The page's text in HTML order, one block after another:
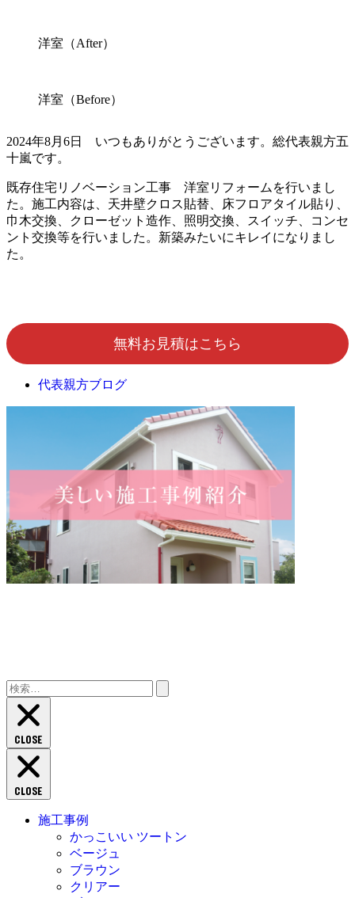
洋室（After）
洋室（Before）
2024年8月6日 いつもありがとうございます。総代表親方五
十嵐です。
既存住宅リノベーション工事 洋室リフォームを行いまし
た。施工内容は、天井壁クロス貼替、床フロアタイル貼り、
巾木交換、クローゼット造作、照明交換、スイッチ、コンセ
ント交換等を行いました。新築みたいにキレイになりまし
た。
無料お見積はこちら
代表親方ブログ
検
索:
CLOSE
CLOSE
施工事例
かっこいい ツートン
ベージュ
ブラウン
クリアー